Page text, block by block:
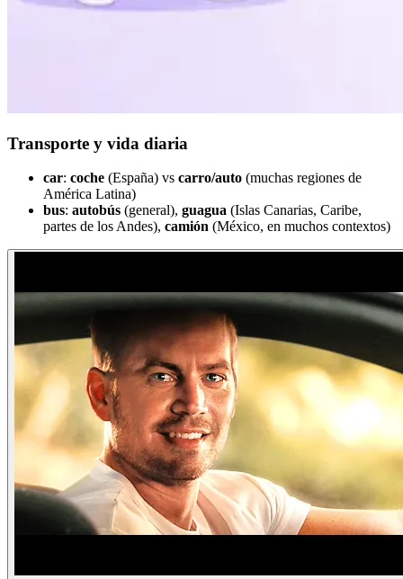
Transporte y vida diaria
car: coche (España) vs carro/auto (muchas regiones de
América Latina)
bus: autobús (general), guagua (Islas Canarias, Caribe,
partes de los Andes), camión (México, en muchos contextos)